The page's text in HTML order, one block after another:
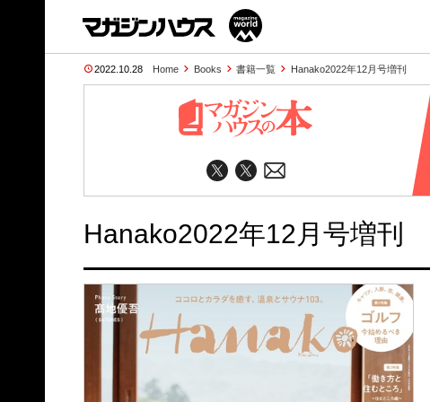
2022.10.28 Home Books 書籍一覧 Hanako2022年12月号増刊
Hanako2022年12月号増刊